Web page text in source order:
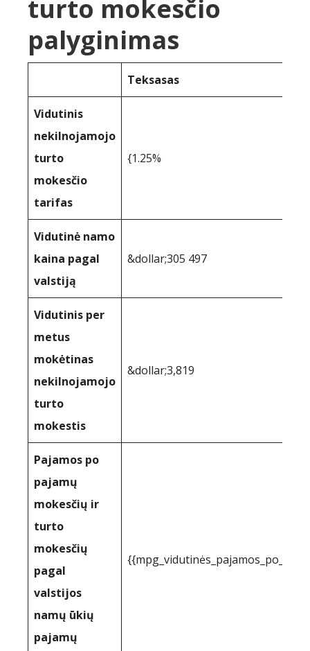
turto mokesčio
palyginimas
Teksasas
Vidutinis
nekilnojamojo
turto
mokesčio
tarifas
{1.25%
Vidutinė namo
kaina pagal
valstiją
&dollar;305 497
Vidutinis per
metus
mokėtinas
nekilnojamojo
turto
mokestis
&dollar;3,819
Pajamos po
pajamų
mokesčių ir
turto
mokesčių
pagal
valstijos
namų ūkių
pajamų